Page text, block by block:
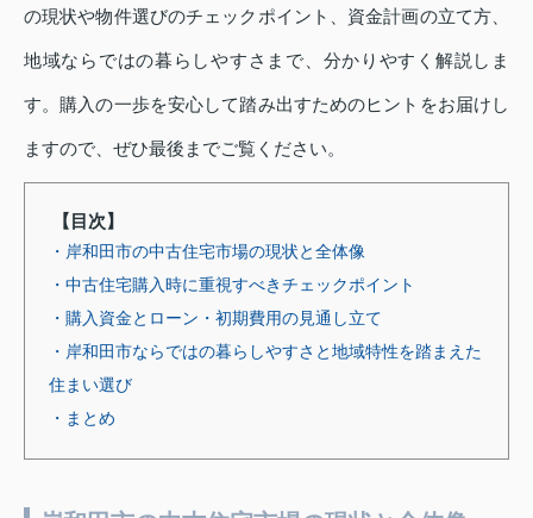
の現状や物件選びのチェックポイント、資金計画の立て方、
地域ならではの暮らしやすさまで、分かりやすく解説しま
す。購入の一歩を安心して踏み出すためのヒントをお届けし
ますので、ぜひ最後までご覧ください。
【目次】
・岸和田市の中古住宅市場の現状と全体像
・中古住宅購入時に重視すべきチェックポイント
・購入資金とローン・初期費用の見通し立て
・岸和田市ならではの暮らしやすさと地域特性を踏まえた
住まい選び
・まとめ